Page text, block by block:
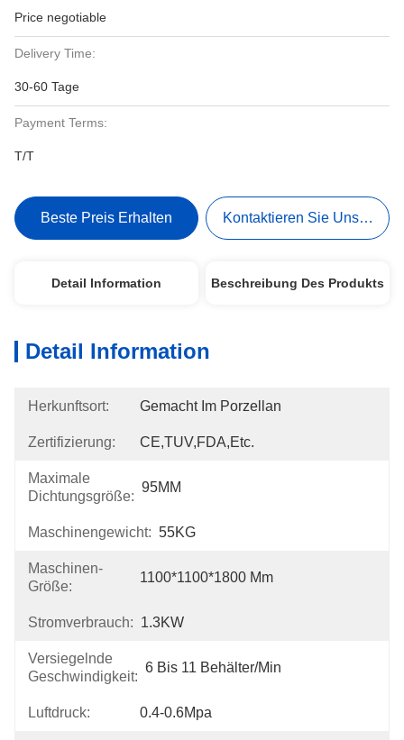
Price negotiable
Delivery Time:
30-60 Tage
Payment Terms:
T/T
Beste Preis Erhalten Kontaktieren Sie Uns Jetzt
Detail Information Beschreibung Des Produkts
Detail Information
Herkunftsort: Gemacht Im Porzellan
Zertifizierung: CE,TUV,FDA,etc.
Maximale
Dichtungsgröße:
95MM
Maschinengewicht: 55KG
Maschinen-
Größe:
1100*1100*1800 Mm
Stromverbrauch: 1.3KW
Versiegelnde
Geschwindigkeit:
6 Bis 11 Behälter/min
Luftdruck: 0.4-0.6Mpa